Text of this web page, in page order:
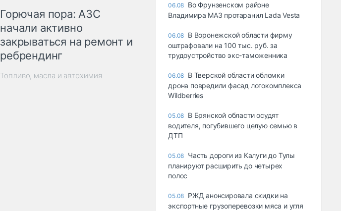
Горючая пора: АЗС
начали активно
закрываться на ремонт и
ребрендинг
Топливо, масла и автохимия
06.08 Во Фрунзенском районе
Владимира МАЗ протаранил Lada Vesta
06.08 В Воронежской области фирму
оштрафовали на 100 тыс. руб. за
трудоустройство экс-таможенника
06.08 В Тверской области обломки
дрона повредили фасад логокомплекса
Wildberries
05.08 В Брянской области осудят
водителя, погубившего целую семью в
ДТП
05.08 Часть дороги из Калуги до Тулы
планируют расширить до четырех
полос
05.08 РЖД анонсировала скидки на
экспортные грузоперевозки мяса и угля